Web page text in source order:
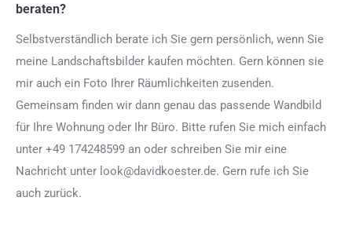
beraten?
Selbstverständlich berate ich Sie gern persönlich, wenn Sie
meine Landschaftsbilder kaufen möchten. Gern können sie
mir auch ein Foto Ihrer Räumlichkeiten zusenden.
Gemeinsam finden wir dann genau das passende Wandbild
für Ihre Wohnung oder Ihr Büro. Bitte rufen Sie mich einfach
unter +49 174248599 an oder schreiben Sie mir eine
Nachricht unter look@davidkoester.de. Gern rufe ich Sie
auch zurück.